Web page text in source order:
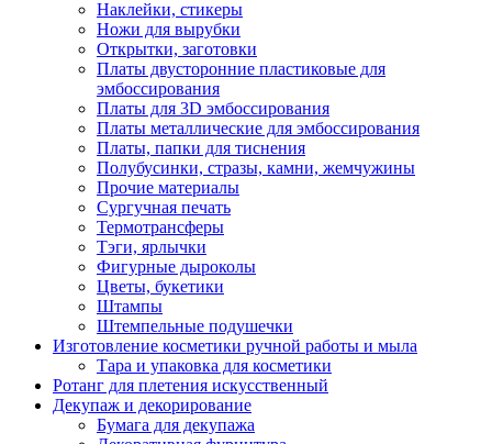
Наклейки, стикеры
Ножи для вырубки
Открытки, заготовки
Платы двусторонние пластиковые для
эмбоссирования
Платы для 3D эмбоссирования
Платы металлические для эмбоссирования
Платы, папки для тиснения
Полубусинки, стразы, камни, жемчужины
Прочие материалы
Сургучная печать
Термотрансферы
Тэги, ярлычки
Фигурные дыроколы
Цветы, букетики
Штампы
Штемпельные подушечки
Изготовление косметики ручной работы и мыла
Тара и упаковка для косметики
Ротанг для плетения искусственный
Декупаж и декорирование
Бумага для декупажа